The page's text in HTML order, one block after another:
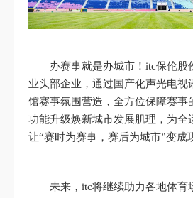
办赛事就是办城市！itc保伦股
业头部企业，通过国产化声光电视
馆赛事氛围营造，全方位保障赛事
功能升级焕新城市发展肌理，为全
让“赛时为赛事，赛后为城市”变成
未来，itc将继续助力各地体育